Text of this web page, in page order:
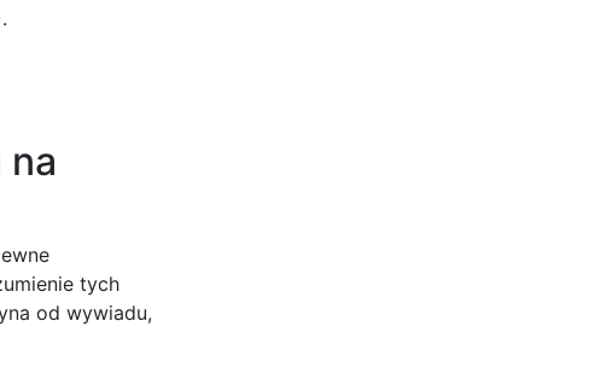
tych
od wywiadu,